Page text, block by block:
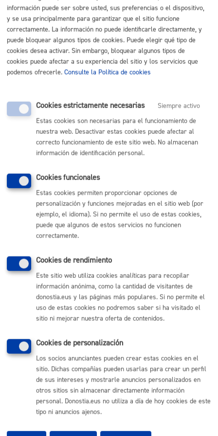
Listado completo de Trámites
Busco, tengo vivienda o local
Registro general: presentar alegaciones o recursos en un
expediente
* Online con certificado electrónico
PRESENCIAL
TELÉFONO
MÁQUINA
Comunícate con el Ayuntamiento de Donostia / San
Sebastián
(gratuito desde Donostia / San Sebastián)
Buzón de la ciudadanía
Informar de un error en la web
Enlaces útiles
Ofertas de empleo
Mapas - GeoDonostia
Sala de prensa
Mapa web
Otras páginas web corporativas
Donostia Kirola
Donostia Turismo
información puede ser sobre usted, sus preferencias o el dispositivo,
y se usa principalmente para garantizar que el sitio funcione
correctamente. La información no puede identificarle directamente, y
puede bloquear algunos tipos de cookies. Puede elegir qué tipo de
cookies desea activar. Sin embargo, bloquear algunos tipos de
cookies puede afectar a su experiencia del sitio y los servicios que
podemos ofrecerle. Consulte la Política de cookies
Cookies estrictamente necesarias
Siempre activo
Estas cookies son necesarias para el funcionamiento de
nuestra web. Desactivar estas cookies puede afectar al
correcto funcionamiento de este sitio web. No almacenan
información de identificación personal.
Cookies funcionales
Estas cookies permiten proporcionar opciones de
personalización y funciones mejoradas en el sitio web (por
ejemplo, el idioma). Si no permite el uso de estas cookies,
puede que algunos de estos servicios no funcionen
correctamente.
Cookies de rendimiento
Este sitio web utiliza cookies analíticas para recopilar
información anónima, como la cantidad de visitantes de
donostia.eus y las páginas más populares. Si no permite el
uso de estas cookies no podremos saber si ha visitado el
sitio ni mejorar nuestra oferta de contenidos.
Cookies de personalización
Los socios anunciantes pueden crear estas cookies en el
sitio. Dichas compañías pueden usarlas para crear un perfil
de sus intereses y mostrarle anuncios personalizados en
otros sitios sin almacenar directamente información
personal. Donostia.eus no utiliza a día de hoy cookies de este
tipo ni anuncios ajenos.